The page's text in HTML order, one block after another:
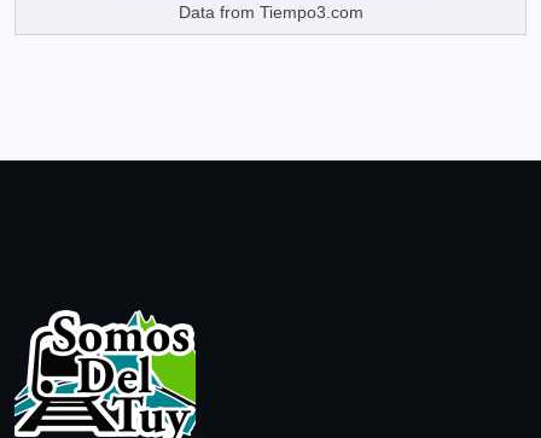
Data from Tiempo3.com